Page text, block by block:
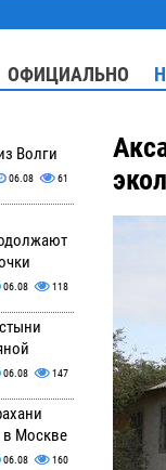
ОФИЦИАЛЬНО
Волги
06.08 61
06.08 118
06.08 147
в Москве
06.08 160